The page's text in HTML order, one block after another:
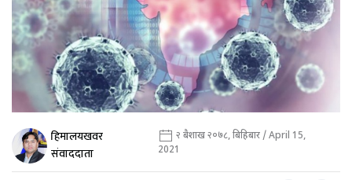
हिमालयखवर
संवाददाता
२ बैशाख २०७८, बिहिबार / April 15,
2021